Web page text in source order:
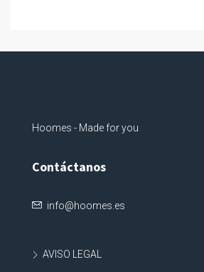
Hoomes - Made for you
Contáctanos
info@hoomes.es
AVISO LEGAL